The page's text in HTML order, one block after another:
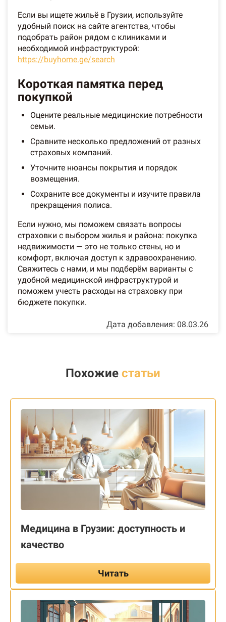
Если вы ищете жильё в Грузии, используйте
удобный поиск на сайте агентства, чтобы
подобрать район рядом с клиниками и
необходимой инфраструктурой:
https://buyhome.ge/search
Короткая памятка перед
покупкой
Оцените реальные медицинские потребности
семьи.
Сравните несколько предложений от разных
страховых компаний.
Уточните нюансы покрытия и порядок
возмещения.
Сохраните все документы и изучите правила
прекращения полиса.
Если нужно, мы поможем связать вопросы
страховки с выбором жилья и района: покупка
недвижимости — это не только стены, но и
комфорт, включая доступ к здравоохранению.
Свяжитесь с нами, и мы подберём варианты с
удобной медицинской инфраструктурой и
поможем учесть расходы на страховку при
бюджете покупки.
Дата добавления: 08.03.26
Похожие статьи
Медицина в Грузии: доступность и
качество
Читать